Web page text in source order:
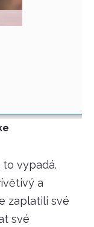
to vypadá.
a
zaplatili své
své